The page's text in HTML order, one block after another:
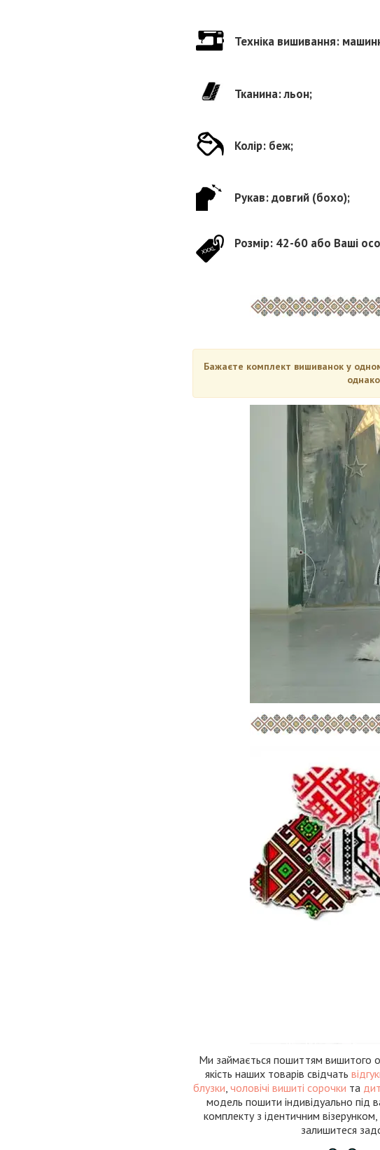
Техніка вишивання:
Тканина: льон;
Колір: беж;
Рукав: довгий (бохо);
Розмір: 42-60 або Ваші
Бажаєте комплект вишиванок у
Ми займається пошиттям вишитого
якість наших товарів свідчать
блузки, чоловічі вишиті сорочки та
модель пошити індивідуально під
комплекту з ідентичним
залишитеся